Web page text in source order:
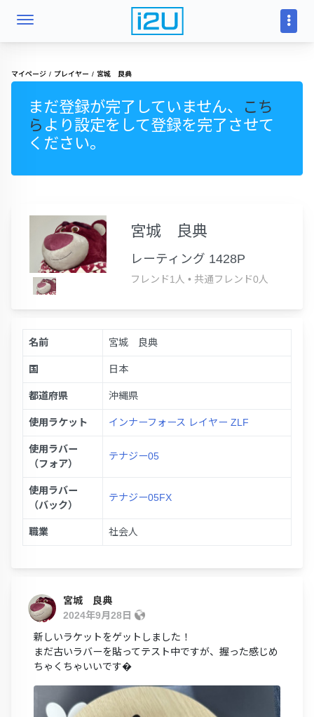
マイページ プレイヤー 宮城 良典
まだ登録が完了していません、
こち
ら より設定をして登録を完了させて
ください。
宮城 良典
レーティング 1428P
フレンド1人 • 共通フレンド0人
名前 宮城 良典
国 日本
都道府県 沖縄県
使用ラケット インナーフォース レイヤー ZLF
使用ラバー
（フォア）
テナジー05
使用ラバー
（バック）
テナジー05FX
職業 社会人
宮城 良典
2024年9月28日
新しいラケットをゲットしました！
まだ古いラバーを貼ってテスト中ですが、握った感じめ
ちゃくちゃいいです�